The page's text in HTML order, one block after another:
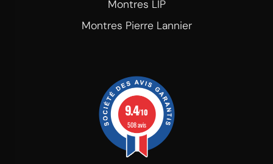
Montres LIP
Montres Pierre Lannier
9.4/10
508 avis